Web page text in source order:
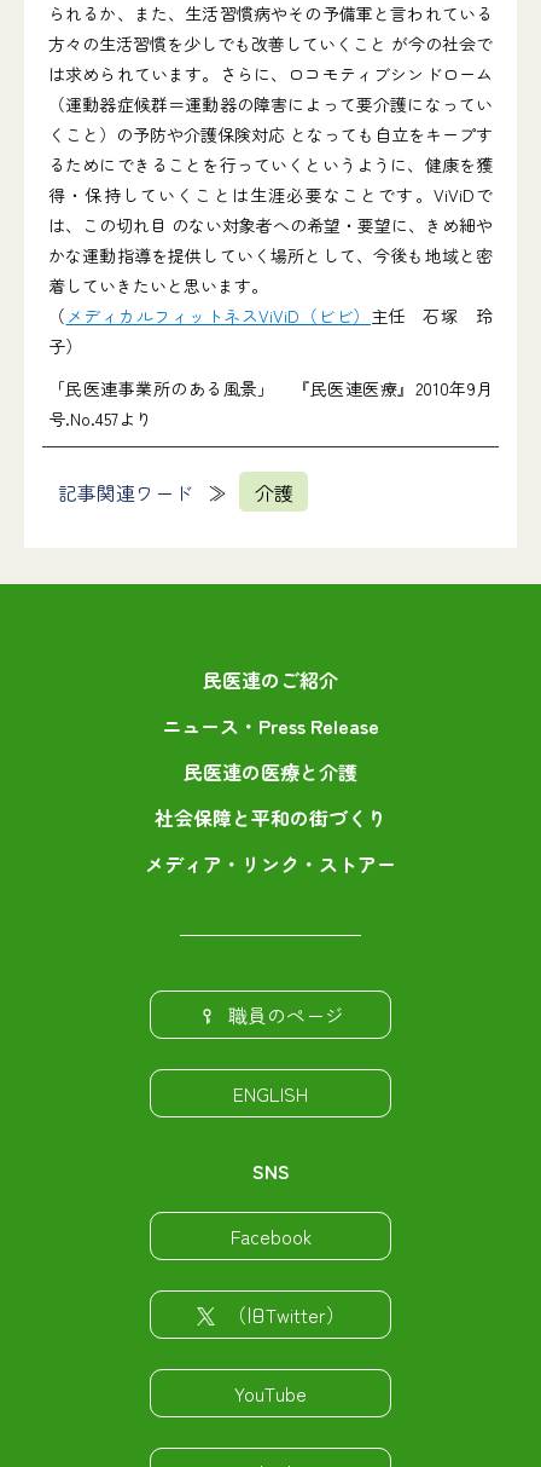
られるか、また、生活習慣病やその予備軍と言われている
方々の生活習慣を少しでも改善していくこと が今の社会で
は求められています。さらに、ロコモティブシンドローム
（運動器症候群＝運動器の障害によって要介護になってい
くこと）の予防や介護保険対応 となっても自立をキープす
るためにできることを行っていくというように、健康を獲
得・保持していくことは生涯必要なことです。ViViDで
は、この切れ目 のない対象者への希望・要望に、きめ細や
かな運動指導を提供していく場所として、今後も地域と密
着していきたいと思います。
（ メディカルフィットネスViViD（ビビ） 主任 石塚 玲
子）
「民医連事業所のある風景」 『民医連医療』2010年9月
号.No.457より
記事関連ワード 介護
民医連のご紹介
ニュース・Press Release
民医連の医療と介護
社会保障と平和の街づくり
メディア・リンク・ストアー
職員のページ
ENGLISH
SNS
Facebook
（旧Twitter）
YouTube